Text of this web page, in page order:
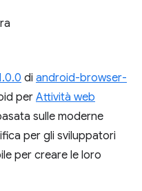
di android-browser-
perAttività web
sulle moderne
per gli sviluppatori
per creare le loro